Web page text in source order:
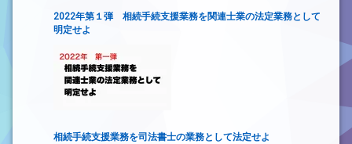
2022年第１弾 相続手続支援業務を関連士業の法定業務として
明定せよ
相続手続支援業務を司法書士の業務として法定せよ